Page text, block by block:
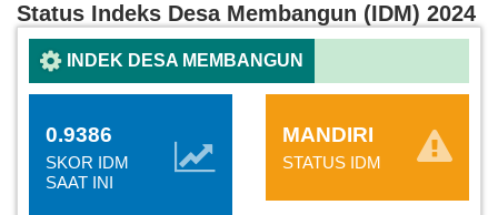
Pemerintahan
Data
Status
Desa
Status Indeks Desa Membangun (IDM) 2024
INDEK DESA MEMBANGUN
0.9386
SKOR IDM
SAAT INI
MANDIRI
STATUS IDM